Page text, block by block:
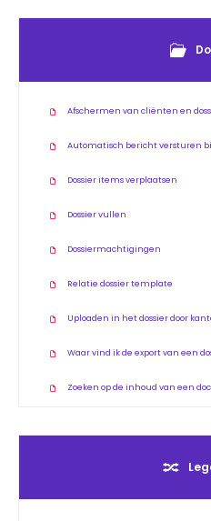
Afschermen van cliënten en
Automatisch bericht versturen
Dossier items verplaatsen
Dossier vullen
Dossiermachtigingen
Relatie dossier template
Uploaden in het dossier door
Waar vind ik de export van een
Zoeken op de inhoud van een